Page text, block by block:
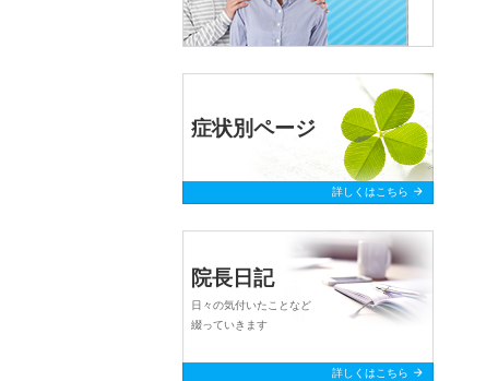
症状別ページ
詳しくはこちら arrow_forward
院長日記
日々の気付いたことなど
綴っていきます
詳しくはこちら arrow_forward